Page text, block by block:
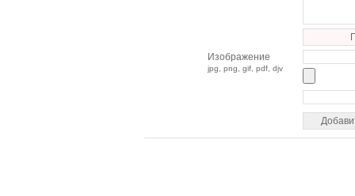
Изображение
jpg, png, gif, pdf, djv